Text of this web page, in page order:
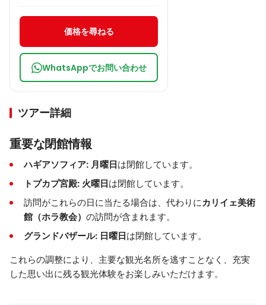
ツアー詳細
重要な閉館情報
ハギアソフィア: 月曜日 は閉館しています。
トプカプ宮殿: 火曜日 は閉館しています。
訪問がこれらの日に当たる場合は、代わりにカリイェ美術
館（ホラ教会） の訪問が含まれます。
グランドバザール: 日曜日 は閉館しています。
これらの調整により、主要な観光名所を逃すことなく、充実
した思い出に残る観光体験をお楽しみいただけます。
価格を尋ねる
WhatsAppでお問い合わせ